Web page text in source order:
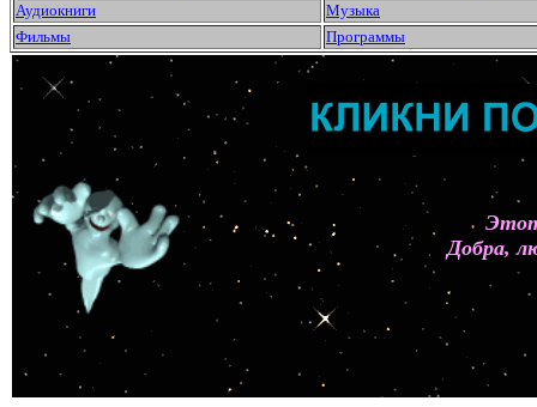
Аудиокниги
Музыка
Фильмы
Программы
Добра,